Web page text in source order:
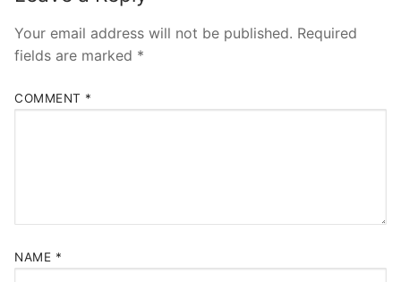
Your email address will not be published. Required
fields are marked *
COMMENT *
NAME *